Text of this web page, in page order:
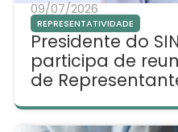
09/07/2026
REPRESENTATIVIDADE
Presidente do
participa de
de